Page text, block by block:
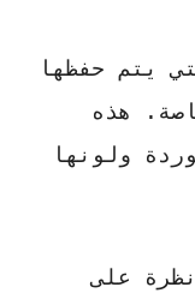
يتم حفظها
هذه
ولونها
على